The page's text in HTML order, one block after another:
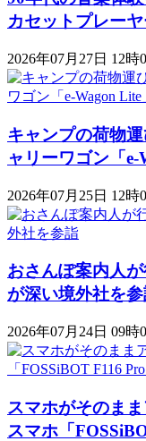
カセットプレーヤ
2026年07月27日 12時
キャンプの荷物
ャリーワゴン「​​e-
2026年07月25日 12時
おさんぽ案内人
が深い境外社を
2026年07月24日 09時
スマホがそのま
スマホ「